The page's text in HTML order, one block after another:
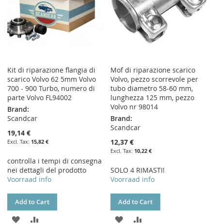
Kit di riparazione flangia di
scarico Volvo 62 5mm Volvo
700 - 900 Turbo, numero di
parte Volvo FL94002
Brand:
Scandcar
19,14 €
15,82 €
controlla i tempi di consegna
nei dettagli del prodotto
Voorraad info
Add to Cart
ADD
Mof di riparazione scarico
Volvo, pezzo scorrevole per
tubo diametro 58-60 mm,
lunghezza 125 mm, pezzo
Volvo nr 98014
Brand:
Scandcar
12,37 €
10,22 €
SOLO 4 RIMASTI!
Voorraad info
Add to Cart
ADD